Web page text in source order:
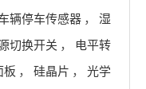
辆停车传感器 ，
湿
切换开关 ，
电平转
板 ， 硅晶片 ，
光学